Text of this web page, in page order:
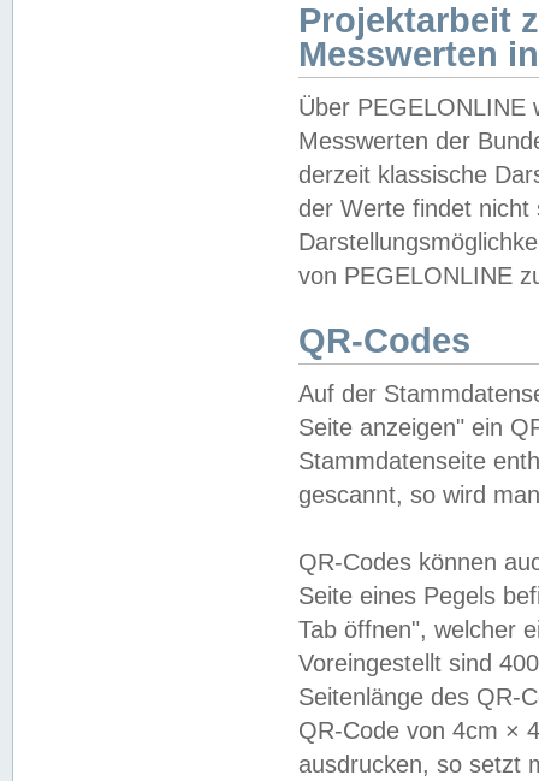
Projektarbeit
Messwerten
Über PEGELONLINE
Messwerten der
derzeit klassische
der Werte findet
von PEGELONLINE
QR-Codes
Auf der
Seite anzeigen" ein
Stammdatenseite
gescannt, so wird
QR-Codes können
Seite eines Pegels
Tab öffnen", welcher
Voreingestellt sind
Seitenlänge des QR-
QR-Code von 4cm ×
ausdrucken, so setzt